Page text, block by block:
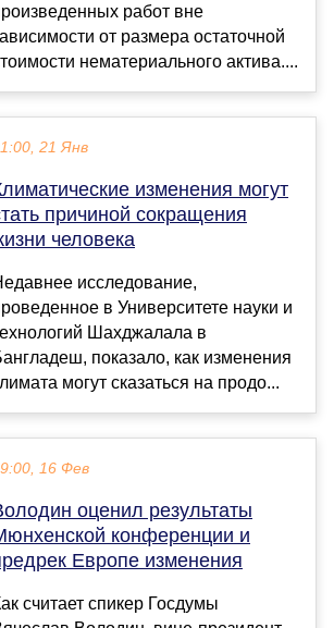
работ вне
от размера остаточной
нематериального актива....
21 Янв
изменения могут
причиной сокращения
человека
исследование,
в Университете науки и
Шахджалала в
показало, как изменения
могут сказаться на продо...
16 Фев
оценил результаты
конференции и
Европе изменения
считает спикер Госдумы